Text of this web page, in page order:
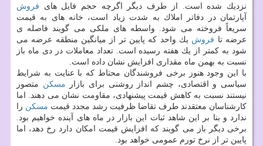
نزدیك شده است. از طرف دیگر اگرچه حجم فایل های فروش
آپارتمان در دفاتر املاك به شدت زیاد است، خانه های به قیمت
سریعاً فروخته می شود. واسطه های ملكی می گویند فاصله ی
عرضه تا فروش یك واحد كه پایین تر از میانگین منطقه عرضه می
شود به كمتر از یك هفته رسیده است. تعداد معاملات در دی ماه باز
نسبت به بهمن ماه مقداری افزایش نشان داده است.
با این وجود هنوز برخی فروشندگان محتاط كه با عنایت به شرایط
سیاسی و اقتصادی، چشم انداز روشنی برای بازار مسكن متصور
نیستند نسبت به كاهش قیمت پیشنهادی، مقاومت نشان می دهند. اما
كارشناسان معتقدند طرف تقاضا ظرفیت رشد مجدد قیمت مسكن را
ندارد و بنا بر این شاهد ثبات این بازار در ماه های آینده خواهیم بود.
برخی دیگر باز می گویند كه افزایش قیمت امكان دارد رخ دهد، اما
پایین تر از نرخ تورم عمومی خواهد بود.